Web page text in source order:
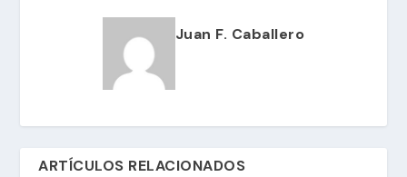
Juan F. Caballero
ARTÍCULOS RELACIONADOS